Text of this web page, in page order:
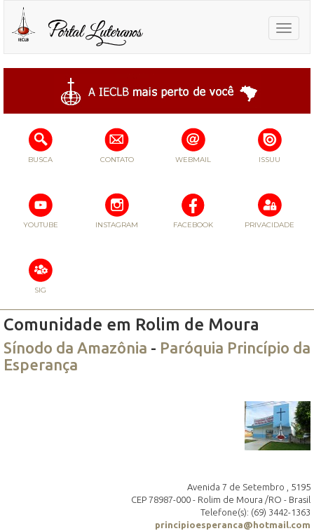
Toggle
BUSCA CONTATO WEBMAIL ISSUU
YOUTUBE INSTAGRAM FACEBOOK PRIVACIDADE
SIG
Comunidade em Rolim de Moura
Sínodo da Amazônia - Paróquia Princípio da
Esperança
Avenida 7 de Setembro , 5195
CEP 78987-000 - Rolim de Moura /RO - Brasil
Telefone(s): (69) 3442-1363
principioesperanca@hotmail.com